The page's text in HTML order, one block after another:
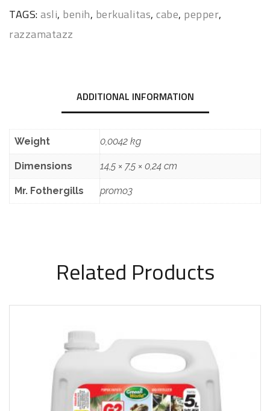
TAGS:asli, benih, berkualitas, cabe, pepper,
razzamatazz
ADDITIONAL INFORMATION
Weight 0,0042 kg
Dimensions 14,5 × 7,5 × 0,24 cm
Mr. Fothergills promo3
Related Products